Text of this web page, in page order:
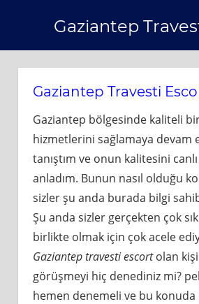
content
Gaziantep
Gaziantep Travesti
Gaziantep bölgesinde kaliteli
hizmetlerini sağlamaya devam
tanıştım ve onun kalitesini
anladım. Bunun nasıl olduğu
sizler şu anda burada bilgi
Şu anda sizler gerçekten çok
birlikte olmak için çok acele
Gaziantep travesti escortolan
görüşmeyi hiç denediniz mi?
hemen denemeli ve bu konuda